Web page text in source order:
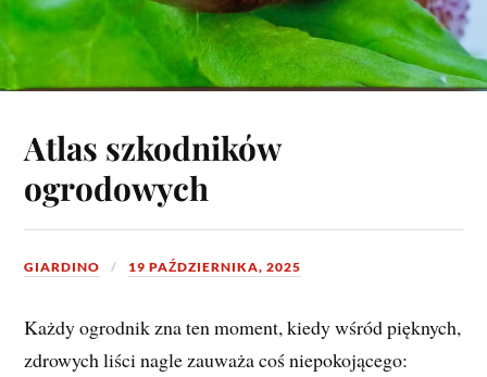
Atlas szkodników
ogrodowych
GIARDINO 19 PAŹDZIERNIKA, 2025
Każdy ogrodnik zna ten moment, kiedy wśród pięknych,
zdrowych liści nagle zauważa coś niepokojącego: